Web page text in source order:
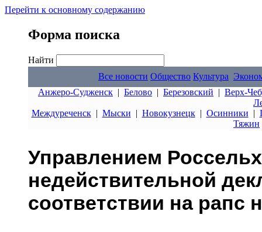
Перейти к основному содержанию
Форма поиска
Найти
Все новости Общество Культура
Анжеро-Судженск | Белово | Березовский | Верх-
Междуреченск| Мыски | Новокузнецк| Осинники |
Тяжин
Управлением
недействительной
соответствии на